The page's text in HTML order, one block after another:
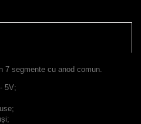
segmente cu anod comun.
5V;